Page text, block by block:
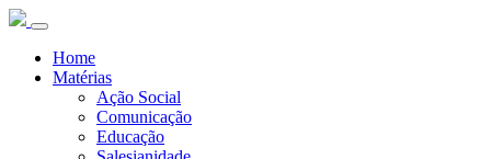
Home
Matérias
Ação Social
Comunicação
Educação